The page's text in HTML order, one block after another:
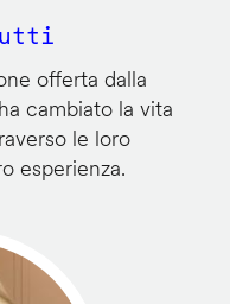
offerta dalla
cambiato la vita
le loro
esperienza.